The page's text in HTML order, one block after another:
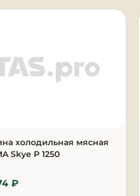
холодильная мясная
Skye P 1250
₽